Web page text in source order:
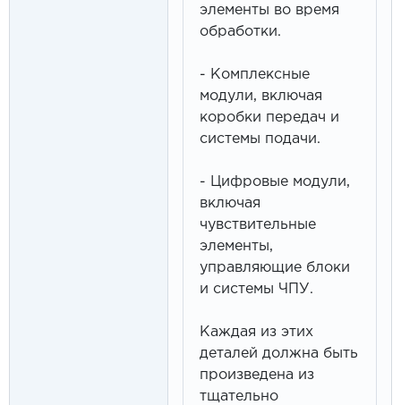
элементы во время
обработки.
- Комплексные
модули, включая
коробки передач и
системы подачи.
- Цифровые модули,
включая
чувствительные
элементы,
управляющие блоки
и системы ЧПУ.
Каждая из этих
деталей должна быть
произведена из
тщательно